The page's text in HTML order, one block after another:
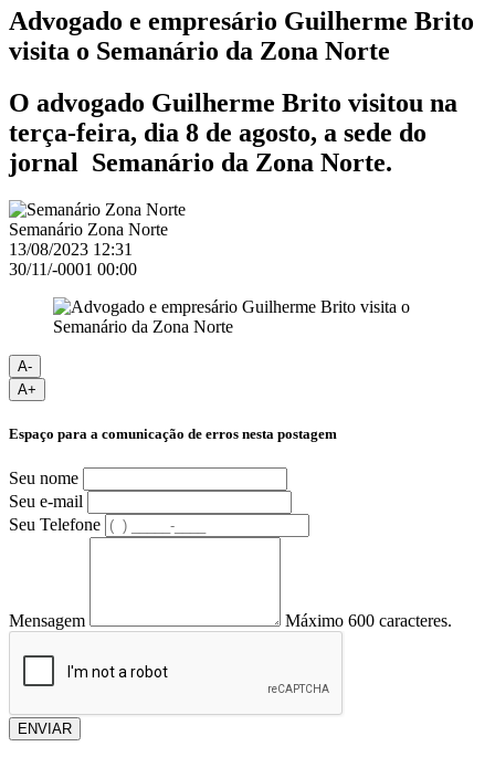
Advogado e empresário Guilherme Brito
visita o Semanário da Zona Norte
O advogado Guilherme Brito visitou na
terça-feira, dia 8 de agosto, a sede do
jornal Semanário da Zona Norte.
Semanário Zona Norte
13/08/2023 12:31
30/11/-0001 00:00
A-
A+
Espaço para a comunicação de erros nesta postagem
Seu nome
Seu e-mail
Seu Telefone
Mensagem Máximo 600 caracteres.
ENVIAR